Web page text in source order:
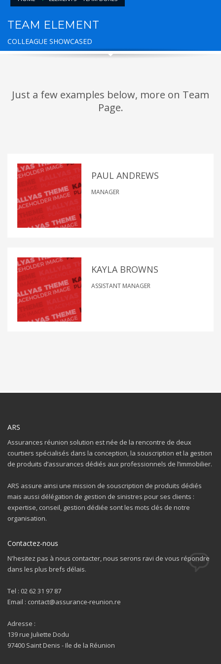
TEAM ELEMENT
COLLEAGUE SHOWCASED
Just a few examples below, more on Team
Page.
PAUL ANDREWS
MANAGER
KAYLA BROWNS
ASSISTANT MANAGER
ARS
Assurances réunion solution est née de la rencontre de deux
courtiers spécialisés dans la conception, la souscription et la gestion
de produits d’assurances dédiés aux professionnels de l’immobilier.
ARS assure ainsi une mission de souscription de produits dédiés
mais aussi délégation de gestion de sinistres pour ses clients :
expertise, conseil, gestion dédiée sont les mots clés de notre
organisation.
Contactez-nous
N'hesitez pas à nous contacter, nous serons ravi de vous répondre
dans les plus brefs délais.
Tel : 02 62 31 97 87
Email : contact@assurance-reunion.re
Adresse :
139 rue Juliette Dodu
97400 Saint Denis - Ile de la Réunion